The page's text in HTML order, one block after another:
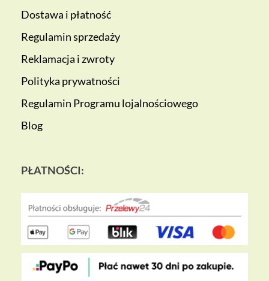
Dostawa i płatność
Regulamin sprzedaży
Reklamacja i zwroty
Polityka prywatności
Regulamin Programu lojalnościowego
Blog
PŁATNOŚCI: